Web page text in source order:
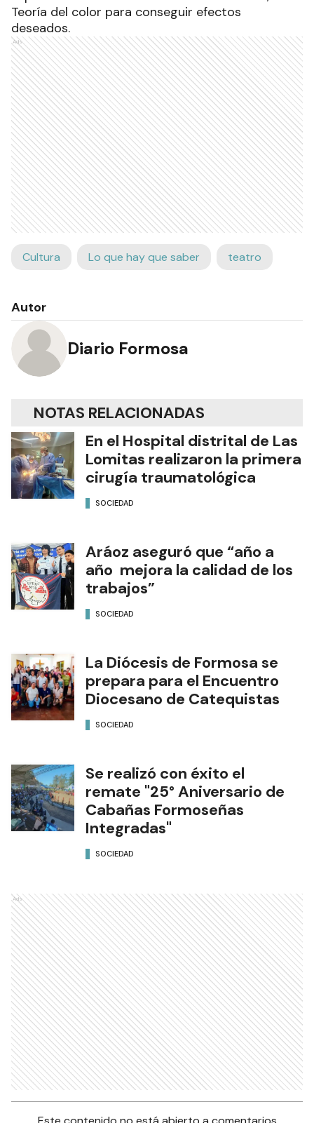
Teoría del color para conseguir efectos
deseados.
Ads
Cultura Lo que hay que saber teatro
Autor
Diario Formosa
NOTAS RELACIONADAS
En el Hospital distrital de Las
Lomitas realizaron la primera
cirugía traumatológica
SOCIEDAD
Aráoz aseguró que “año a
año mejora la calidad de los
trabajos”
SOCIEDAD
La Diócesis de Formosa se
prepara para el Encuentro
Diocesano de Catequistas
SOCIEDAD
Se realizó con éxito el
remate "25° Aniversario de
Cabañas Formoseñas
Integradas"
SOCIEDAD
Ads